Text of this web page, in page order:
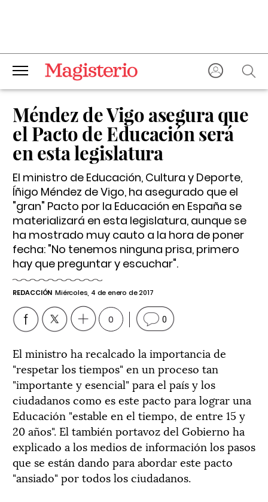
Méndez de Vigo asegura que
el Pacto de Educación será
en esta legislatura
El ministro de Educación, Cultura y Deporte,
Íñigo Méndez de Vigo, ha asegurado que el
"gran" Pacto por la Educación en España se
materializará en esta legislatura, aunque se
ha mostrado muy cauto a la hora de poner
fecha: "No tenemos ninguna prisa, primero
hay que preguntar y escuchar".
REDACCIÓN Miércoles, 4 de enero de 2017
0 0
El ministro ha recalcado la importancia de
"respetar los tiempos" en un proceso tan
"importante y esencial" para el país y los
ciudadanos como es este pacto para lograr una
Educación "estable en el tiempo, de entre 15 y
20 años". El también portavoz del Gobierno ha
explicado a los medios de información los pasos
que se están dando para abordar este pacto
"ansiado" por todos los ciudadanos.